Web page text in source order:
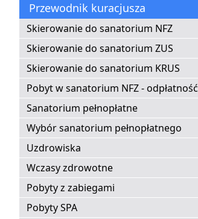
Przewodnik kuracjusza
Skierowanie do sanatorium NFZ
Skierowanie do sanatorium ZUS
Skierowanie do sanatorium KRUS
Pobyt w sanatorium NFZ - odpłatność
Sanatorium pełnopłatne
Wybór sanatorium pełnopłatnego
Uzdrowiska
Wczasy zdrowotne
Pobyty z zabiegami
Pobyty SPA